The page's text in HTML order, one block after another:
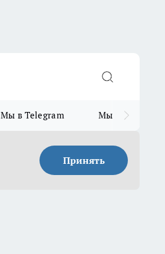
Мы в Telegram Мы в MAX
Принять